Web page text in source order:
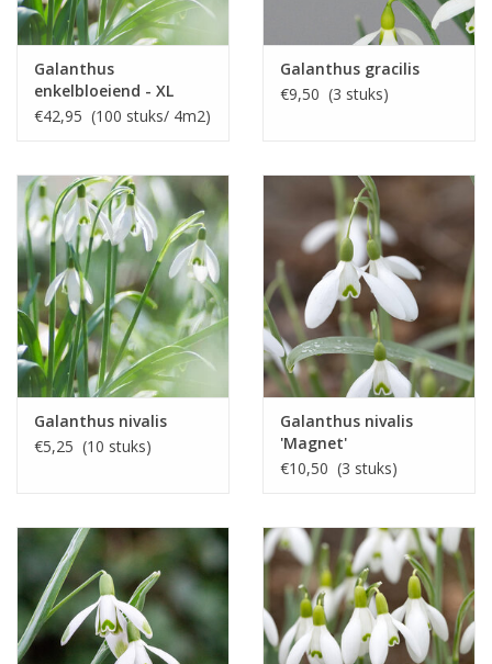
Galanthus
enkelbloeiend - XL
voordeelverpakking
€42,95 (100 stuks/ 4m2)
Galanthus gracilis
€9,50 (3 stuks)
Galanthus nivalis
€5,25 (10 stuks)
Galanthus nivalis
'Magnet'
€10,50 (3 stuks)